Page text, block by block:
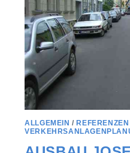
ALLGEMEIN /REFERENZEN